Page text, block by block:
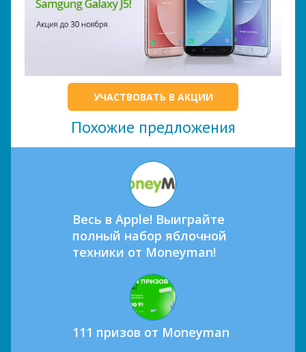
УЧАСТВОВАТЬ В АКЦИИ
Похожие предложения
Весь в Apple! Выиграйте
полный набор яблочной
техники от Moneyman!
111 призов от Moneyman